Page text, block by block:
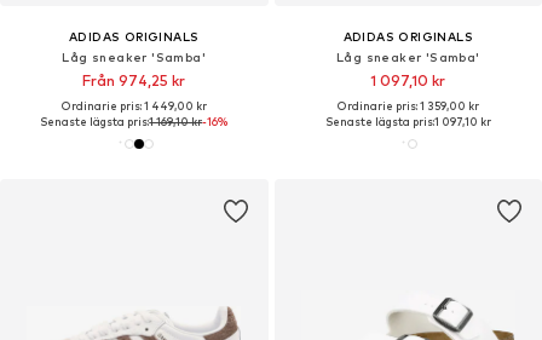
ADIDAS ORIGINALS
Låg sneaker 'Samba'
Från 974,25 kr
Ordinarie pris: 1 449,00 kr
Senaste lägsta pris:1 169,10 kr-16%
ADIDAS ORIGINALS
Låg sneaker 'Samba'
1 097,10 kr
Ordinarie pris: 1 359,00 kr
Senaste lägsta pris:1 097,10 kr